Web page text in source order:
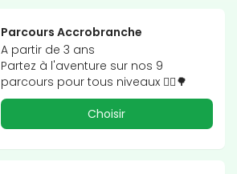
Parcours Accrobranche
A partir de 3 ans
Partez à l'aventure sur nos 9
parcours pour tous niveaux 🧗‍♂️🌳
Choisir